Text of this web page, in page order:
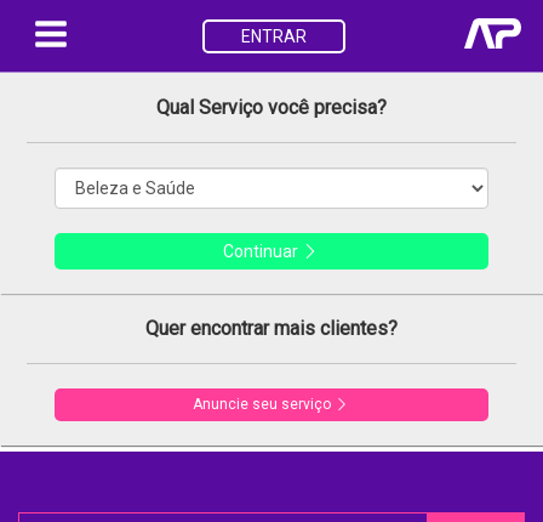
ENTRAR
Qual Serviço você precisa?
Continuar
Quer encontrar mais clientes?
Anuncie seu serviço